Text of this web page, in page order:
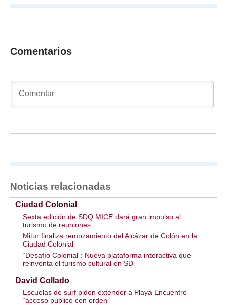
Comentarios
Noticias relacionadas
Ciudad Colonial
Sexta edición de SDQ MICE dará gran impulso al
turismo de reuniones
Mitur finaliza remozamiento del Alcázar de Colón en la
Ciudad Colonial
“Desafío Colonial”: Nueva plataforma interactiva que
reinventa el turismo cultural en SD
David Collado
Escuelas de surf piden extender a Playa Encuentro
“acceso público con orden”